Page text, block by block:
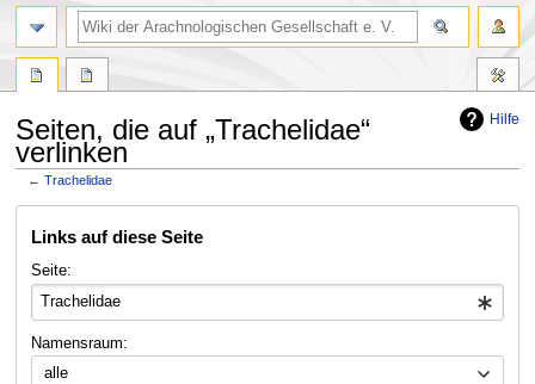
Hilfe
Seiten, die auf „Trachelidae“
verlinken
←Trachelidae
Navigation
Suche
Links auf diese Seite
Seite:
Namensraum:
alle